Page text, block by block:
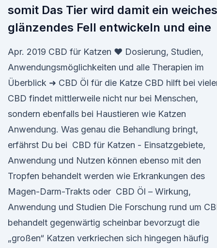
somit Das Tier wird damit ein
glänzendes Fell entwickeln und eine
Apr. 2019 CBD für Katzen ❤ Dosierung, Studien,
Anwendungsmöglichkeiten und alle Therapien im
Überblick ➜ CBD Öl für die Katze CBD hilft bei
CBD findet mittlerweile nicht nur bei Menschen,
sondern ebenfalls bei Haustieren wie Katzen
Anwendung. Was genau die Behandlung bringt,
erfährst Du bei CBD für Katzen - Einsatzgebiete,
Anwendung und Nutzen können ebenso mit den
Tropfen behandelt werden wie Erkrankungen des
Magen-Darm-Trakts oder CBD Öl – Wirkung,
Anwendung und Studien Die Forschung rund um
behandelt gegenwärtig scheinbar bevorzugt die
„großen“ Katzen verkriechen sich hingegen häufig